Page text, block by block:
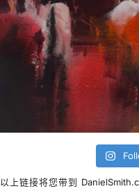
以上链接将您带到